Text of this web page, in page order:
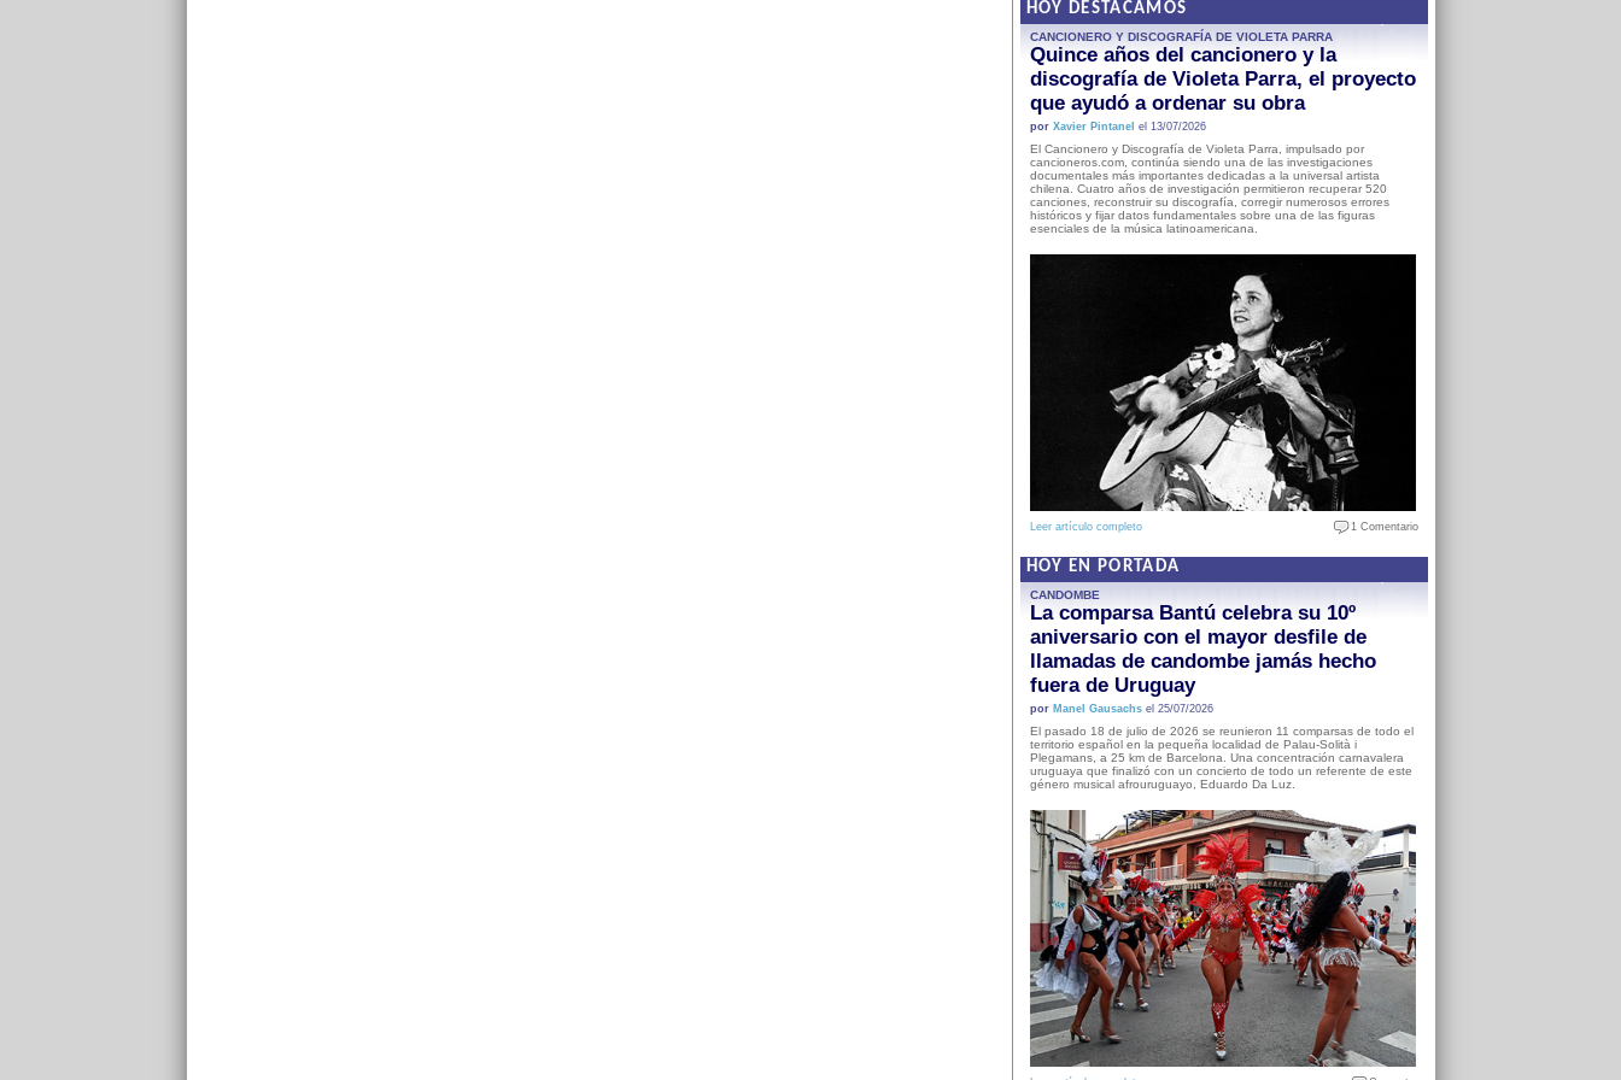
HOY DESTACAMOS
CANCIONERO Y DISCOGRAFÍA DE VIOLETA PARRA
Quince años del cancionero y la
discografía de Violeta Parra, el proyecto
que ayudó a ordenar su obra
por Xavier Pintanel el 13/07/2026
El Cancionero y Discografía de Violeta Parra, impulsado por
cancioneros.com, continúa siendo una de las investigaciones
documentales más importantes dedicadas a la universal artista
chilena. Cuatro años de investigación permitieron recuperar 520
canciones, reconstruir su discografía, corregir numerosos errores
históricos y fijar datos fundamentales sobre una de las figuras
esenciales de la música latinoamericana.
Leer artículo completo 1 Comentario
HOY EN PORTADA
CANDOMBE
La comparsa Bantú celebra su 10º
aniversario con el mayor desfile de
llamadas de candombe jamás hecho
fuera de Uruguay
por Manel Gausachsel 25/07/2026
El pasado 18 de julio de 2026 se reunieron 11 comparsas de todo el
territorio español en la pequeña localidad de Palau-Solità i
Plegamans, a 25 km de Barcelona. Una concentración carnavalera
uruguaya que finalizó con un concierto de todo un referente de este
género musical afrouruguayo, Eduardo Da Luz.